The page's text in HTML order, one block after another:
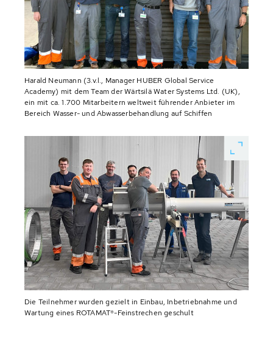
Harald Neumann (3.v.l., Manager HUBER Global Service
Academy) mit dem Team der Wärtsilä Water Systems Ltd. (UK),
ein mit ca. 1.700 Mitarbeitern weltweit führender Anbieter im
Bereich Wasser- und Abwasserbehandlung auf Schiffen
Die Teilnehmer wurden gezielt in Einbau, Inbetriebnahme und
Wartung eines ROTAMAT®-Feinstrechen geschult